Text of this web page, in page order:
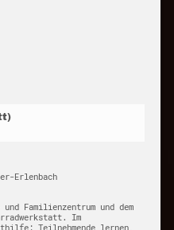
Erlenbach
Familienzentrum und dem
Im
Teilnehmende lernen,